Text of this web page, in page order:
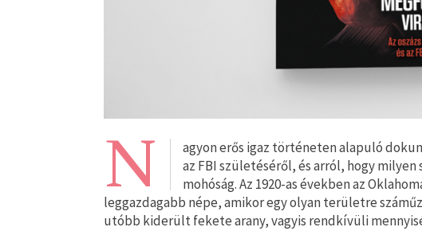
N
agyon erős igaz történeten alapuló
az FBI születéséről, és arról, hogy
mohóság. Az 1920-as években az
leggazdagabb népe, amikor egy olyan területre
utóbb kiderült fekete arany, vagyis rendkívüli